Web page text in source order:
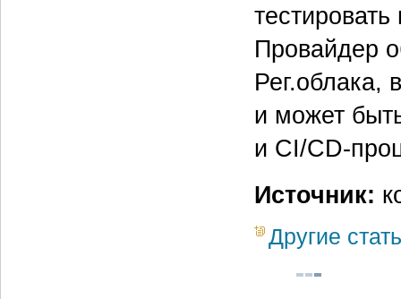
Провайдер
Рег.облака,
и может
и CI/CD-
Источник:
Другие